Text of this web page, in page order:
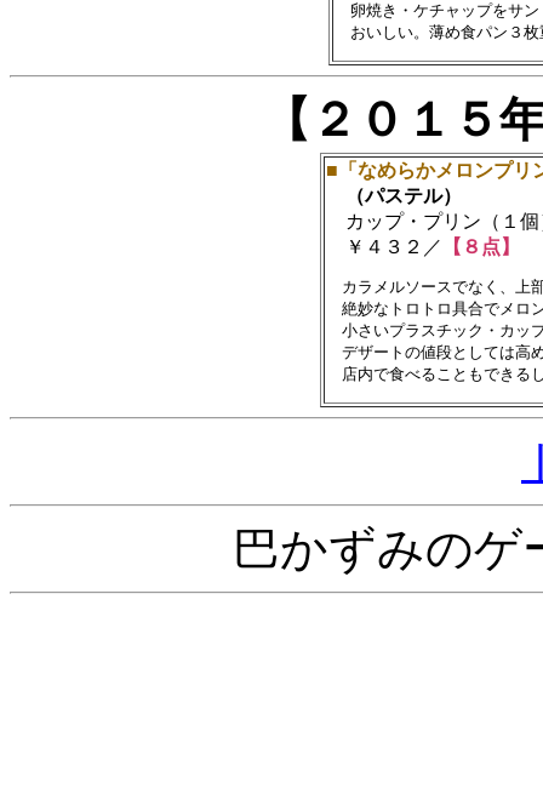
卵焼き・ケチャップをサン
【２０１
■「なめらかメロンプリ
（パステル）
カップ・プリン（１個
￥４３２／
【８点】
カラメルソースでなく、上
絶妙なトロトロ具合でメロ
小さいプラスチック・カッ
デザートの値段としては高
巴かずみのゲ